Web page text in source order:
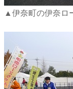
▲伊奈町の伊奈ロ